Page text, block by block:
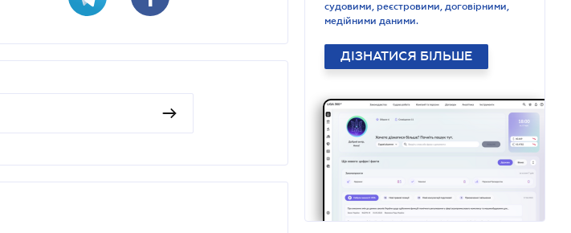
судовими, реєстровими, договірними,
медійними даними.
ДІЗНАТИСЯ БІЛЬШЕ